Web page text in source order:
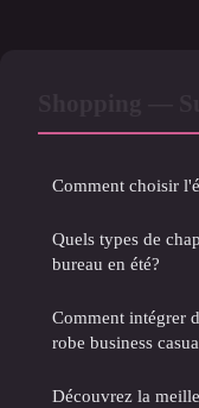
Comment choisir
Quels types de
bureau en été?
Comment intégrer
robe business
Découvrez la